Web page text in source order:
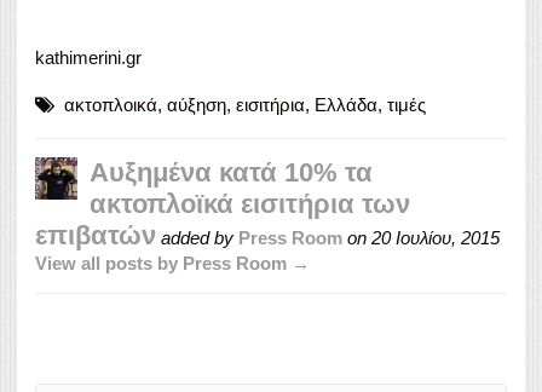
kathimerini.gr
ακτοπλοικά, αύξηση, εισιτήρια, Ελλάδα, τιμές
Αυξημένα κατά 10% τα
ακτοπλοϊκά εισιτήρια των
επιβατών added by Press Room on 20 Ιουλίου, 2015
View all posts by Press Room →